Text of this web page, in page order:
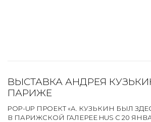
ВЫСТАВКА АНДРЕЯ
ПАРИЖЕ
POP-UP ПРОЕКТ «А. КУЗЬКИН БЫЛ
В ПАРИЖСКОЙ ГАЛЕРЕЕ HUS C 20